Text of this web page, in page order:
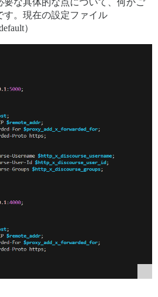
要な具体的な点について、何かご
す。現在の設定ファイル
）